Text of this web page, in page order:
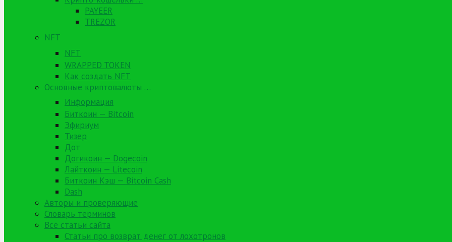
PAYEER
TREZOR
NFT
NFT
WRAPPED TOKEN
Как создать NFT
Основные криптовалюты …
Информация
Биткоин — Bitcoin
Эфириум
Тизер
Дот
Догикоин — Dogecoin
Лайткоин — Litecoin
Биткоин Кэш — Bitcoin Cash
Dash
Авторы и проверяющие
Словарь терминов
Все статьи сайта
Статьи про возврат денег от лохотронов